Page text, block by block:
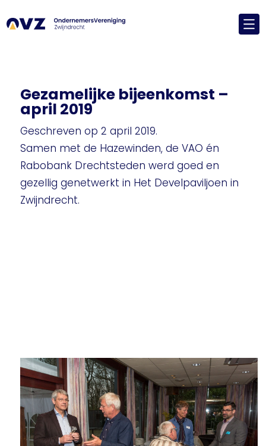
Gezamelijke bijeenkomst –
april 2019
Geschreven op 2 april 2019.
Samen met de Hazewinden, de VAO én
Rabobank Drechtsteden werd goed en
gezellig genetwerkt in Het Develpaviljoen in
Zwijndrecht.